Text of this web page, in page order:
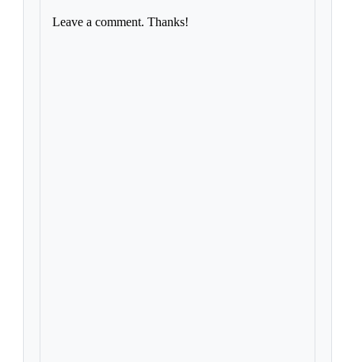
Leave a comment. Thanks!